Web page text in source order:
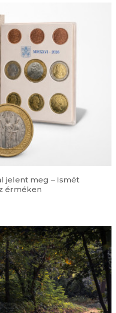
jelent meg – Ismét
érméken